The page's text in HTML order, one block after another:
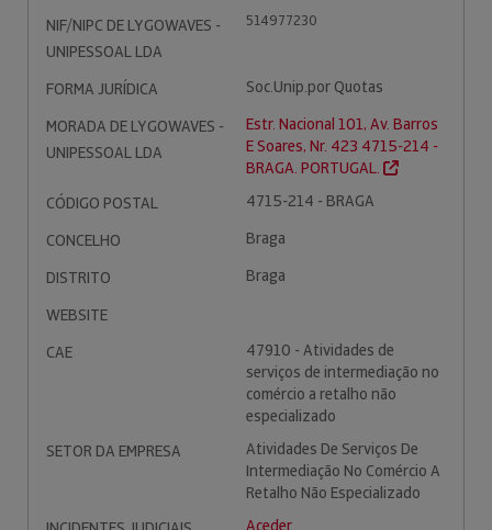
NIF/NIPC DE LYGOWAVES -
UNIPESSOAL LDA
514977230
FORMA JURÍDICA
Soc.Unip.por Quotas
MORADA DE LYGOWAVES -
UNIPESSOAL LDA
Estr. Nacional 101, Av. Barros
E Soares, Nr. 423 4715-214 -
BRAGA. PORTUGAL.
CÓDIGO POSTAL
4715-214 - BRAGA
CONCELHO
Braga
DISTRITO
Braga
WEBSITE
CAE
47910 - Atividades de
serviços de intermediação no
comércio a retalho não
especializado
SETOR DA EMPRESA
Atividades De Serviços De
Intermediação No Comércio A
Retalho Não Especializado
Aceder